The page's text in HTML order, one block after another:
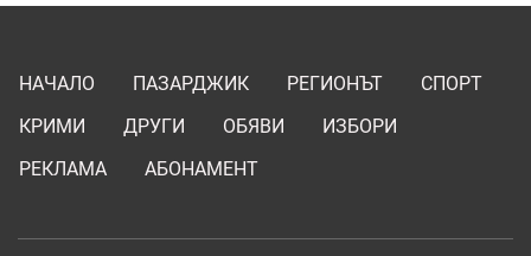
НАЧАЛО ПАЗАРДЖИК РЕГИОНЪТ
СПОРТ
КРИМИ
ДРУГИ ОБЯВИ
ИЗБОРИ
РЕКЛАМА
АБОНАМЕНТ